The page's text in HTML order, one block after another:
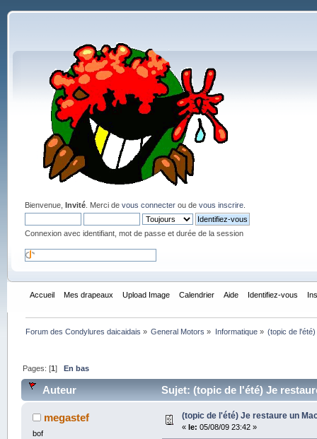
Bienvenue, Invité. Merci de vous connecterou de vous inscrire.
Connexion avec identifiant, mot de passe et durée de la session
Accueil Mes drapeaux Upload Image Calendrier Aide Identifiez-vous
Forum des Condylures daicaidais » General Motors » Informatique» (topic de
Pages: [1]En bas
Auteur Sujet: (topic de l'été) Je
megastef
bof
(topic de l'été) Je restaure un
« le: 05/08/09 23:42 »